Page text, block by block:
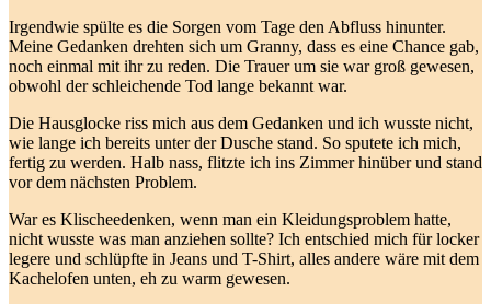
Irgendwie spülte es die Sorgen vom Tage den Abfluss hinunter.
Meine Gedanken drehten sich um Granny, dass es eine Chance gab,
noch einmal mit ihr zu reden. Die Trauer um sie war groß gewesen,
obwohl der schleichende Tod lange bekannt war.
Die Hausglocke riss mich aus dem Gedanken und ich wusste nicht,
wie lange ich bereits unter der Dusche stand. So sputete ich mich,
fertig zu werden. Halb nass, flitzte ich ins Zimmer hinüber und stand
vor dem nächsten Problem.
War es Klischeedenken, wenn man ein Kleidungsproblem hatte,
nicht wusste was man anziehen sollte? Ich entschied mich für locker
legere und schlüpfte in Jeans und T-Shirt, alles andere wäre mit dem
Kachelofen unten, eh zu warm gewesen.